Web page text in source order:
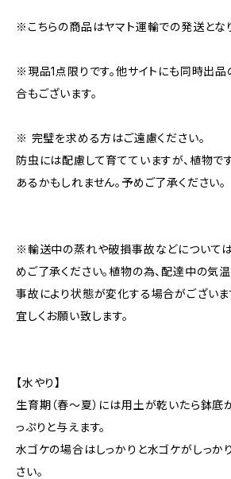
※こちらの商品はヤマト運輸での発送とな
※現品1点限りです。他サイトにも同時出品
合もございます。
※ 完璧を求める方はご遠慮ください。
防虫には配慮して育てていますが、植物で
あるかもしれません。予めご了承ください。
※輸送中の蒸れや破損事故などについては
めご了承ください。植物の為、配達中の気
事故により状態が変化する場合がございま
宜しくお願い致します。
【水やり】
生育期（春〜夏）には用土が乾いたら鉢底
っぷりと与えます。
水ゴケの場合はしっかりと水ゴケがしっか
さい。